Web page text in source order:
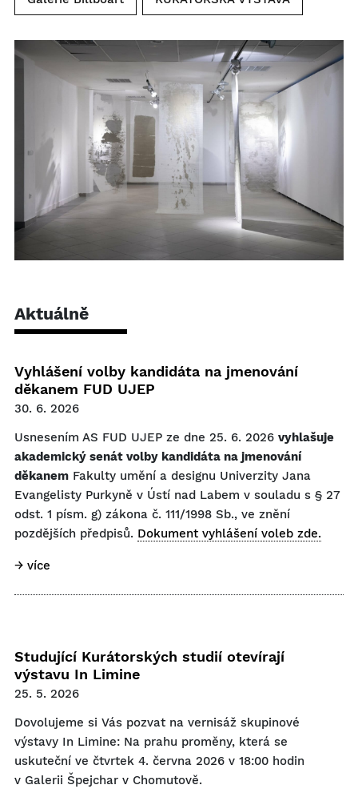
Aktuálně
Vyhlášení volby kandidáta na jmenování
děkanem FUD UJEP
30. 6. 2026
Usnesením AS FUD UJEP ze dne 25. 6. 2026 vyhlašuje
akademický senát volby kandidáta na jmenování
děkanem Fakulty umění a designu Univerzity Jana
Evangelisty Purkyně v Ústí nad Labem v souladu s § 27
odst. 1 písm. g) zákona č. 111/1998 Sb., ve znění
pozdějších předpisů. Dokument vyhlášení voleb zde.
→ více
Studující Kurátorských studií otevírají
výstavu In Limine
25. 5. 2026
Dovolujeme si Vás pozvat na vernisáž skupinové
výstavy In Limine: Na prahu proměny, která se
uskuteční ve čtvrtek 4. června 2026 v 18:00 hodin
v Galerii Špejchar v Chomutově.